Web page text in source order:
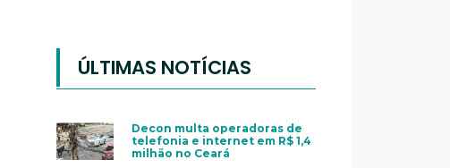
ÚLTIMAS NOTÍCIAS
Decon multa operadoras de
telefonia e internet em R$ 1,4
milhão no Ceará